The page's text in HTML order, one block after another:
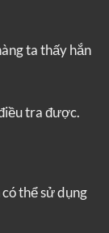
ta thấy hắn
tra được.
thể sử dụng